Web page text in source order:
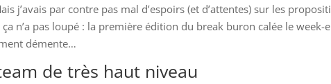
j’avais par contre pas mal d’espoirs (et d’attentes) sur les
n’a pas loupé : la première édition du break buron calée le week-
démente…
de très haut niveau